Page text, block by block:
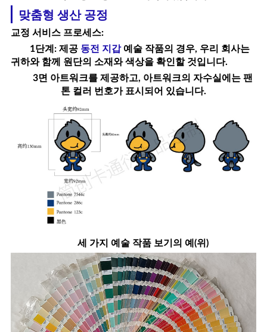
맞춤형 생산 공정
교정 서비스 프로세스:
1단계: 제공 동전 지갑예술 작품의 경우, 우리 회사는
귀하와 함께 원단의 소재와 색상을 확인할 것입니다.
3면 아트워크를 제공하고, 아트워크의 자수실에는 팬
톤 컬러 번호가 표시되어 있습니다.
세 가지 예술 작품 보기의 예(위)